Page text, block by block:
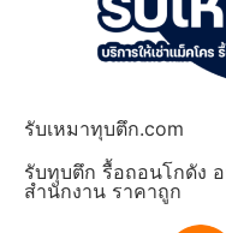
รับเหมาทุบตึก.com
รับทุบตึก รื้อถอนโกดัง
สำนักงาน ราคาถูก